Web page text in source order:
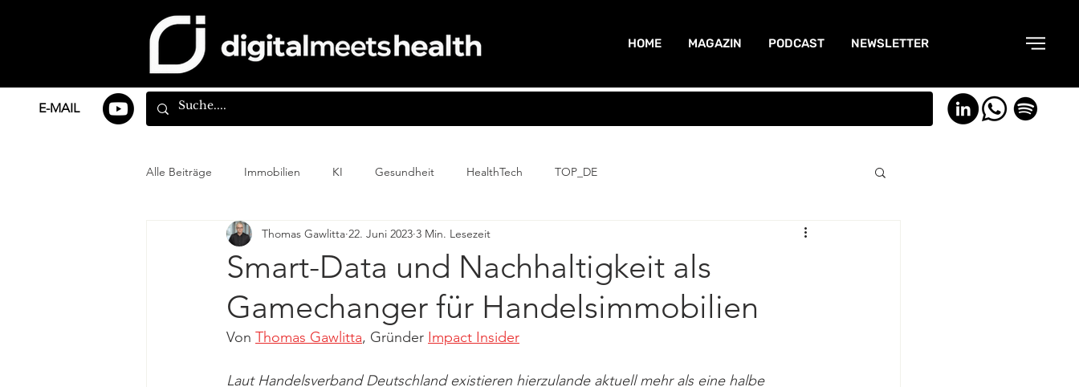
E-MAIL
HOME MAGAZIN PODCAST NEWSLETTER
Alle Beiträge Immobilien KI Gesundheit HealthTech TOP_DE
Smart-Data und Nachhaltigkeit als
Gamechanger für Handelsimmobilien
Thomas Gawlitta 22. Juni 2023 3 Min. Lesezeit
Von Thomas Gawlitta, Gründer Impact Insider
Laut Handelsverband Deutschland existieren hierzulande aktuell mehr als eine halbe